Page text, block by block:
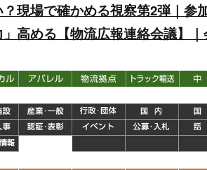
現場で確かめる視察第2弾｜参
高める【物流広報連絡会議】